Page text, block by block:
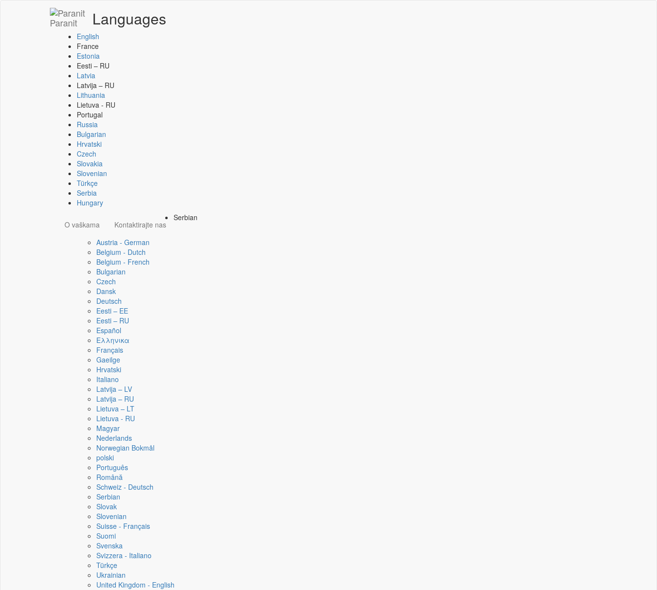
Paranit Languages
English
France
Estonia
Eesti – RU
Latvia
Latvija – RU
Lithuania
Lietuva - RU
Portugal
Russia
Bulgarian
Hrvatski
Czech
Slovakia
Slovenian
Türkçe
Serbia
Hungary
O vaškama Kontaktirajte nas
Serbian
Austria - German
Belgium - Dutch
Belgium - French
Bulgarian
Czech
Dansk
Deutsch
Eesti – EE
Eesti – RU
Español
Ελληνικα
Français
Gaeilge
Hrvatski
Italiano
Latvija – LV
Latvija – RU
Lietuva – LT
Lietuva - RU
Magyar
Nederlands
Norwegian Bokmål
polski
Português
Română
Schweiz - Deutsch
Serbian
Slovak
Slovenian
Suisse - Français
Suomi
Svenska
Svizzera - Italiano
Türkçe
Ukrainian
United Kingdom - English